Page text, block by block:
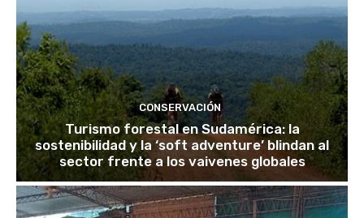
CONSERVACIÓN
Turismo forestal en Sudamérica: la
sostenibilidad y la ‘soft adventure’ blindan al
sector frente a los vaivenes globales